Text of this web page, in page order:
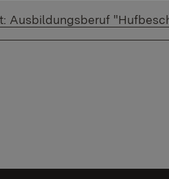
Ausbildungsberuf